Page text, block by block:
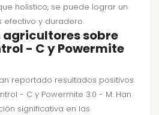
holístico, se puede lograr un
efectivo y duradero.
agricultores sobre
- C y Powermite
reportado resultados positivos
- C y Powermite 3.0 - M. Han
significativa en las